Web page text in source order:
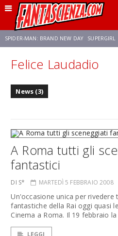
SPIDER-MAN: BRAND NEW DAY SUPERGIRL
FRANCO RICCIARDIELLO ZENDAYA
Felice Laudadio
News (3)
A Roma tutti gli
fantastici
DI S* MARTEDÌ 5 FEBBRAIO 2008
Un'occasione unica per rivedere
fantastiche della Rai oggi quasi
Cinema a Roma. Il 19 febbraio
LEGGI